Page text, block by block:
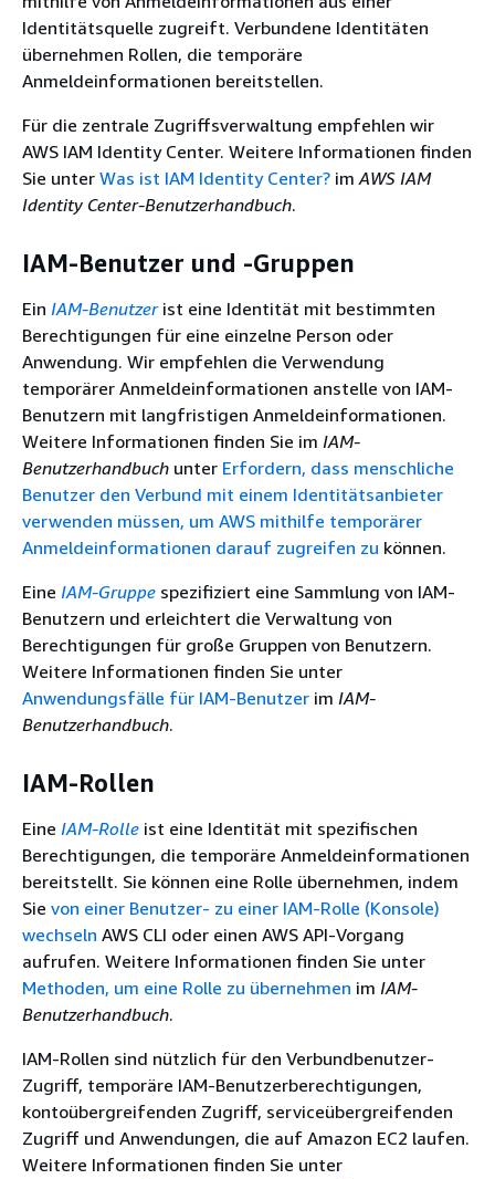
Identitätsquelle zugreift. Verbundene Identitäten
übernehmen Rollen, die temporäre
Anmeldeinformationen bereitstellen.
Für die zentrale Zugriffsverwaltung empfehlen wir
AWS IAM Identity Center. Weitere Informationen finden
Sie unter Was ist IAM Identity Center? imAWS IAM
Identity Center-Benutzerhandbuch.
IAM-Benutzer und -Gruppen
Ein IAM-Benutzerist eine Identität mit bestimmten
Berechtigungen für eine einzelne Person oder
Anwendung. Wir empfehlen die Verwendung
temporärer Anmeldeinformationen anstelle von IAM-
Benutzern mit langfristigen Anmeldeinformationen.
Weitere Informationen finden Sie im IAM-
Benutzerhandbuch unter Erfordern, dass menschliche
Benutzer den Verbund mit einem Identitätsanbieter
verwenden müssen, um AWS mithilfe temporärer
Anmeldeinformationen darauf zugreifen zu können.
Eine IAM-Gruppe spezifiziert eine Sammlung von IAM-
Benutzern und erleichtert die Verwaltung von
Berechtigungen für große Gruppen von Benutzern.
Weitere Informationen finden Sie unter
Anwendungsfälle für IAM-Benutzer im IAM-
Benutzerhandbuch.
IAM-Rollen
Eine IAM-Rolle ist eine Identität mit spezifischen
Berechtigungen, die temporäre Anmeldeinformationen
bereitstellt. Sie können eine Rolle übernehmen, indem
Sie von einer Benutzer- zu einer IAM-Rolle (Konsole)
wechseln AWS CLI oder einen AWS API-Vorgang
aufrufen. Weitere Informationen finden Sie unter
Methoden, um eine Rolle zu übernehmen im IAM-
Benutzerhandbuch.
IAM-Rollen sind nützlich für den Verbundbenutzer-
Zugriff, temporäre IAM-Benutzerberechtigungen,
kontoübergreifenden Zugriff, serviceübergreifenden
Zugriff und Anwendungen, die auf Amazon EC2 laufen.
Weitere Informationen finden Sie unter